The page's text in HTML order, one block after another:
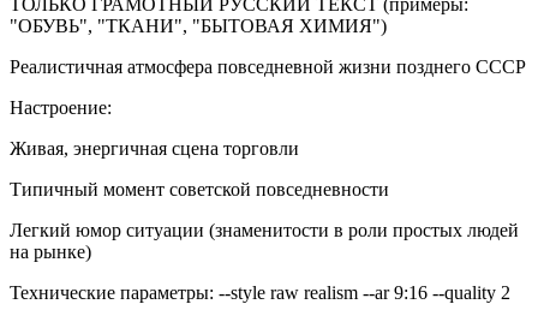
ТОЛЬКО ГРАМОТНЫЙ РУССКИЙ ТЕКСТ (примеры:
"ОБУВЬ", "ТКАНИ", "БЫТОВАЯ ХИМИЯ")
Реалистичная атмосфера повседневной жизни позднего СССР
Настроение:
Живая, энергичная сцена торговли
Типичный момент советской повседневности
Легкий юмор ситуации (знаменитости в роли простых людей
на рынке)
Технические параметры: --style raw realism --ar 9:16 --quality 2